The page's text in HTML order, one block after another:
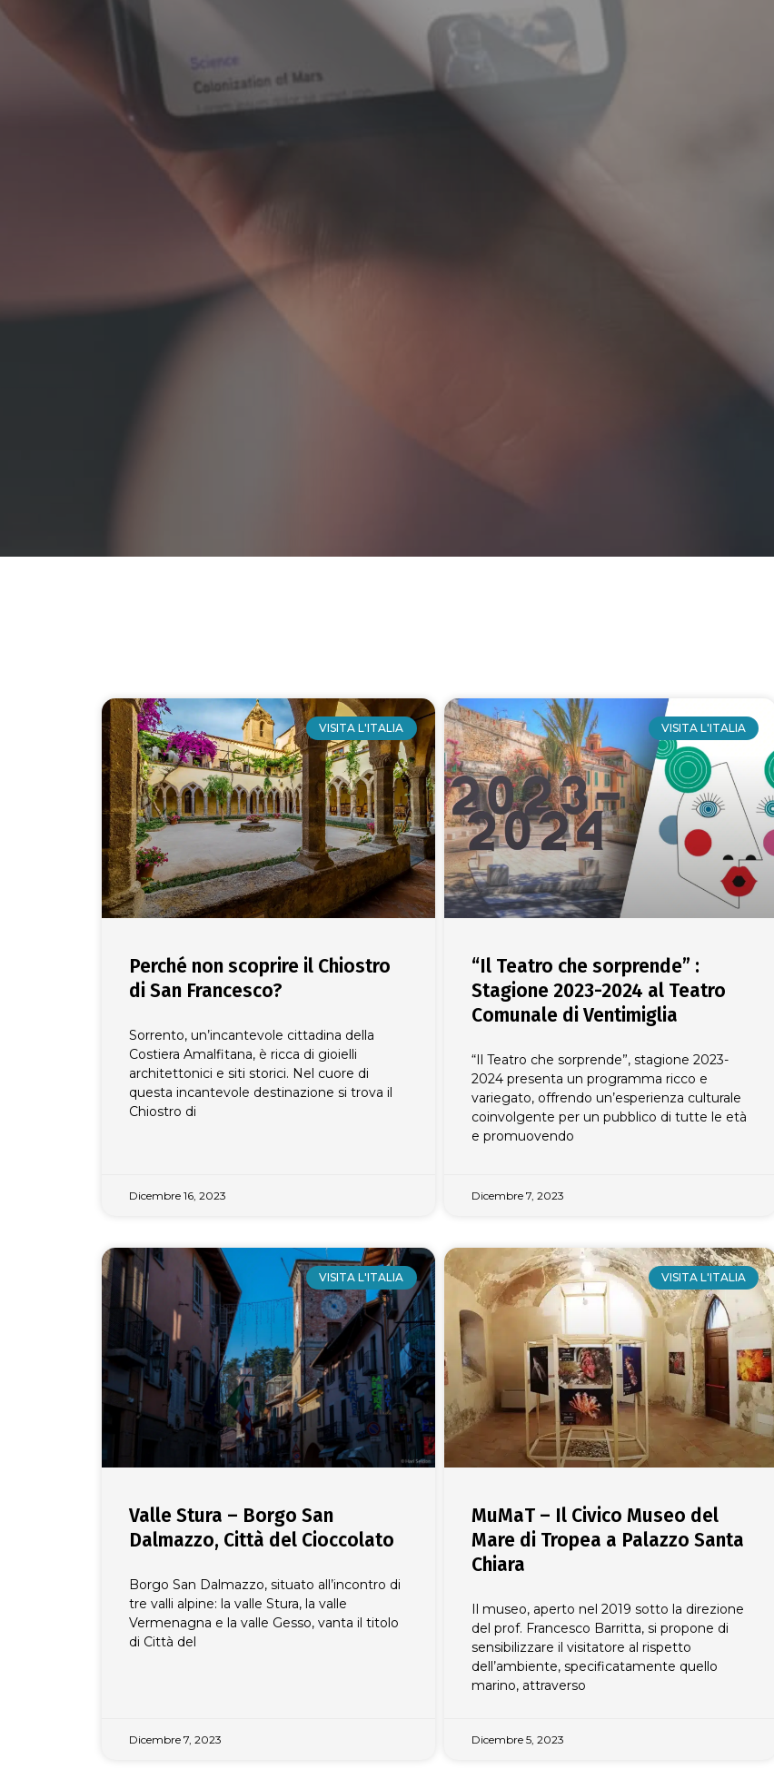
VISITA L'ITALIA
Perché non scoprire il Chiostro
di San Francesco?
Sorrento, un’incantevole cittadina della
Costiera Amalfitana, è ricca di gioielli
architettonici e siti storici. Nel cuore di
questa incantevole destinazione si trova il
Chiostro di
Dicembre 16, 2023
VISITA L'ITALIA
“Il Teatro che sorprende” :
Stagione 2023-2024 al Teatro
Comunale di Ventimiglia
“Il Teatro che sorprende”, stagione 2023-
2024 presenta un programma ricco e
variegato, offrendo un’esperienza culturale
coinvolgente per un pubblico di tutte le età
e promuovendo
Dicembre 7, 2023
VISITA L'ITALIA
Valle Stura – Borgo San
Dalmazzo, Città del Cioccolato
Borgo San Dalmazzo, situato all’incontro di
tre valli alpine: la valle Stura, la valle
Vermenagna e la valle Gesso, vanta il titolo
di Città del
Dicembre 7, 2023
VISITA L'ITALIA
MuMaT – Il Civico Museo del
Mare di Tropea a Palazzo Santa
Chiara
Il museo, aperto nel 2019 sotto la direzione
del prof. Francesco Barritta, si propone di
sensibilizzare il visitatore al rispetto
dell’ambiente, specificatamente quello
marino, attraverso
Dicembre 5, 2023
PagePagePagePagePagePagePagePagePagePagePagePagePagePagePagePagePagePage Page